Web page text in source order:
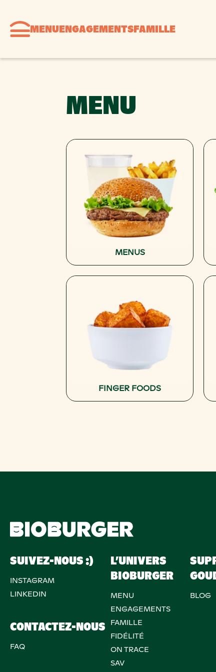
MENUENGAGEMENTSFAMILLE
MENU
MENUS
FINGER FOODS
SUIVEZ-NOUS :)
INSTAGRAM
LINKEDIN
CONTACTEZ-NOUS
FAQ
L’UNIVERS
BIOBURGER
MENU
ENGAGEMENTS
FAMILLE
FIDÉLITÉ
ON TRACE
SAV
BLOG